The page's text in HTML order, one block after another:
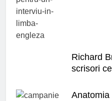
Richard
scrisori
Anatomia